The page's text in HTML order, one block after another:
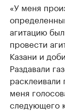
«У меня
агитацию
провести
Казани и
Раздавали
расклеивали
меня
следующего